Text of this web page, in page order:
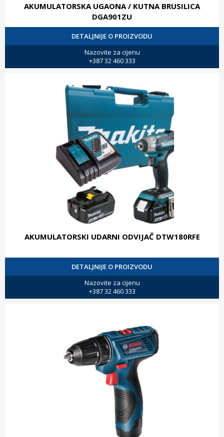
AKUMULATORSKA UGAONA / KUTNA BRUSILICA
DGA901ZU
DETALJNIJE O PROIZVODU
Nazovite za cijenu
+387 32 460 333
AKUMULATORSKI UDARNI ODVIJAČ DTW180RFE
DETALJNIJE O PROIZVODU
Nazovite za cijenu
+387 32 460 333